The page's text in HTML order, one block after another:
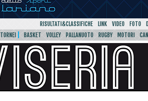
RISULTATI&CLASSIFICHE LINK VIDEO FOTO
TORNEI BASKET VOLLEY PALLANUOTO RUGBY MOTORI